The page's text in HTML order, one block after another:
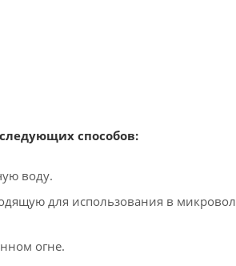
способов:
воду.
для использования в
огне.